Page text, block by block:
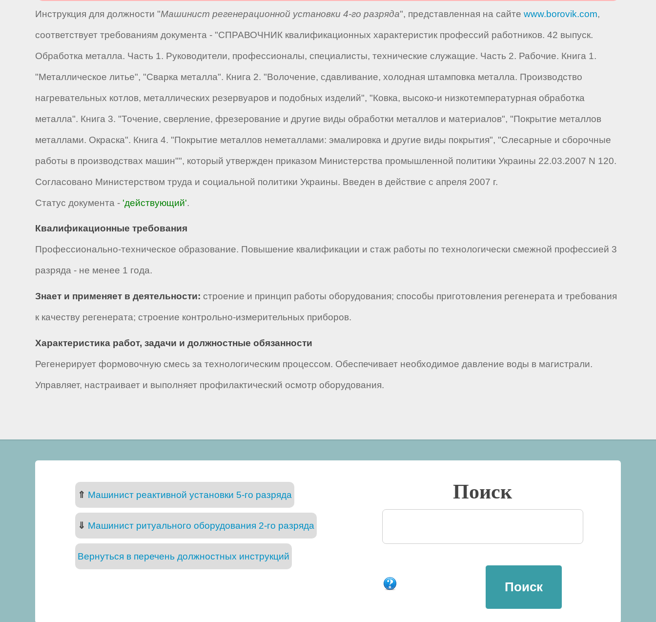
Инструкция для должности "Машинист регенерационной установки 4-го разряда", представленная на сайте www.borovik.com,
соответствует требованиям документа - "СПРАВОЧНИК квалификационных характеристик профессий работников. 42 выпуск.
Обработка металла. Часть 1. Руководители, профессионалы, специалисты, технические служащие. Часть 2. Рабочие. Книга 1.
"Металлическое литье", "Сварка металла". Книга 2. "Волочение, сдавливание, холодная штамповка металла. Производство
нагревательных котлов, металлических резервуаров и подобных изделий", "Ковка, высоко-и низкотемпературная обработка
металла". Книга 3. "Точение, сверление, фрезерование и другие виды обработки металлов и материалов", "Покрытие металлов
металлами. Окраска". Книга 4. "Покрытие металлов неметаллами: эмалировка и другие виды покрытия", "Слесарные и сборочные
работы в производствах машин"", который утвержден приказом Министерства промышленной политики Украины 22.03.2007 N 120.
Согласовано Министерством труда и социальной политики Украины. Введен в действие с апреля 2007 г.
Статус документа - 'действующий'.
Квалификационные требования
Профессионально-техническое образование. Повышение квалификации и стаж работы по технологически смежной профессией 3
разряда - не менее 1 года.
Знает и применяет в деятельности: строение и принцип работы оборудования; способы приготовления регенерата и требования
к качеству регенерата; строение контрольно-измерительных приборов.
Характеристика работ, задачи и должностные обязанности
Регенерирует формовочную смесь за технологическим процессом. Обеспечивает необходимое давление воды в магистрали.
Управляет, настраивает и выполняет профилактический осмотр оборудования.
⇑ Машинист реактивной установки 5-го разряда
⇓ Машинист ритуального оборудования 2-го разряда
Вернуться в перечень должностных инструкций
Поиск